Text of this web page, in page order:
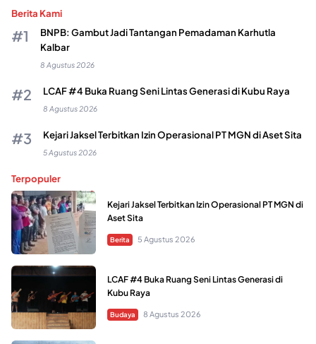
Berita Kami
BNPB: Gambut Jadi Tantangan Pemadaman Karhutla
Kalbar
8 Agustus 2026
LCAF #4 Buka Ruang Seni Lintas Generasi di Kubu Raya
8 Agustus 2026
Kejari Jaksel Terbitkan Izin Operasional PT MGN di Aset Sita
5 Agustus 2026
Terpopuler
Kejari Jaksel Terbitkan Izin Operasional PT MGN di
Aset Sita
Berita 5 Agustus 2026
LCAF #4 Buka Ruang Seni Lintas Generasi di
Kubu Raya
Budaya 8 Agustus 2026